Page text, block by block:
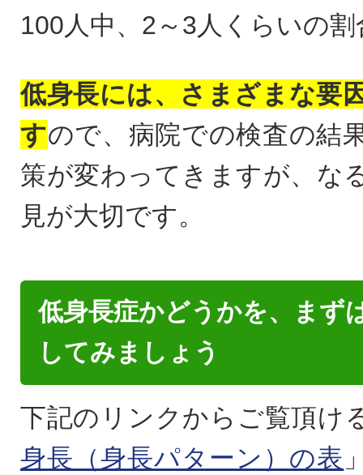
100人中、2～3人くらいの
低身長には、さまざまな要
すので、病院での検査の結
策が変わってきますが、な
見が大切です。
低身長症かどうかを、まず
してみましょう
下記のリンクからご覧頂け
身長（身長パターン）の表